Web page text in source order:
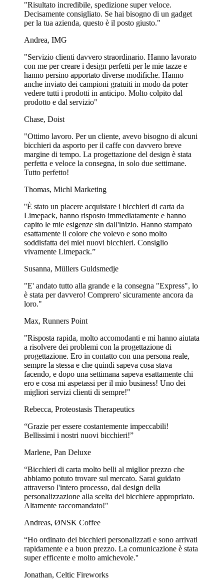
"Risultato incredibile, spedizione super veloce.
Decisamente consigliato. Se hai bisogno di un gadget
per la tua azienda, questo è il posto giusto."
Andrea, IMG
"Servizio clienti davvero straordinario. Hanno lavorato
con me per creare i design perfetti per le mie tazze e
hanno persino apportato diverse modifiche. Hanno
anche inviato dei campioni gratuiti in modo da poter
vedere tutti i prodotti in anticipo. Molto colpito dal
prodotto e dal servizio"
Chase, Doist
"Ottimo lavoro. Per un cliente, avevo bisogno di alcuni
bicchieri da asporto per il caffe con davvero breve
margine di tempo. La progettazione del design è stata
perfetta e veloce la consegna, in solo due settimane.
Tutto perfetto!
Thomas, Michl Marketing
''È stato un piacere acquistare i bicchieri di carta da
Limepack, hanno risposto immediatamente e hanno
capito le mie esigenze sin dall'inizio. Hanno stampato
esattamente il colore che volevo e sono molto
soddisfatta dei miei nuovi bicchieri. Consiglio
vivamente Limepack.”
Susanna, Müllers Guldsmedje
"E' andato tutto alla grande e la consegna "Express", lo
è stata per davvero! Comprero' sicuramente ancora da
loro."
Max, Runners Point
"Risposta rapida, molto accomodanti e mi hanno aiutata
a risolvere dei problemi con la progettazione di
progettazione. Ero in contatto con una persona reale,
sempre la stessa e che quindi sapeva cosa stava
facendo, e dopo una settimana sapeva esattamente chi
ero e cosa mi aspetassi per il mio business! Uno dei
migliori servizi clienti di sempre!"
Rebecca, Proteostasis Therapeutics
“Grazie per essere costantemente impeccabili!
Bellissimi i nostri nuovi bicchieri!”
Marlene, Pan Deluxe
“Bicchieri di carta molto belli al miglior prezzo che
abbiamo potuto trovare sul mercato. Sarai guidato
attraverso l'intero processo, dal design della
personalizzazione alla scelta del bicchiere appropriato.
Altamente raccomandato!"
Andreas, ØNSK Coffee
“Ho ordinato dei bicchieri personalizzati e sono arrivati
rapidamente e a buon prezzo. La comunicazione è stata
super efficente e molto amichevole.''
Jonathan, Celtic Fireworks